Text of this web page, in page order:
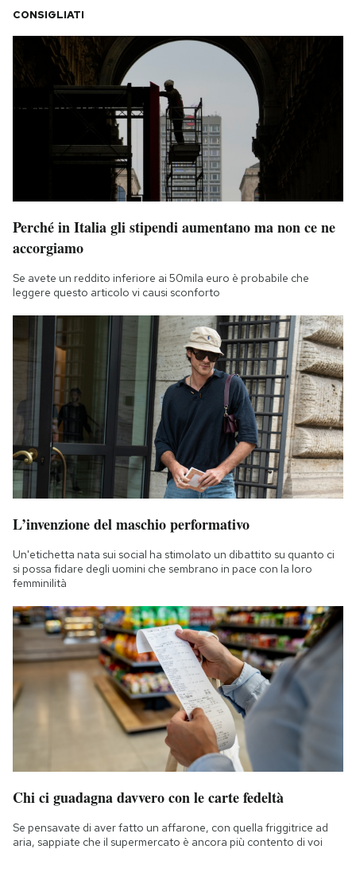
CONSIGLIATI
Perché in Italia gli stipendi aumentano ma non ce ne
accorgiamo
Se avete un reddito inferiore ai 50mila euro è probabile che
leggere questo articolo vi causi sconforto
L’invenzione del maschio performativo
Un'etichetta nata sui social ha stimolato un dibattito su quanto ci
si possa fidare degli uomini che sembrano in pace con la loro
femminilità
Chi ci guadagna davvero con le carte fedeltà
Se pensavate di aver fatto un affarone, con quella friggitrice ad
aria, sappiate che il supermercato è ancora più contento di voi